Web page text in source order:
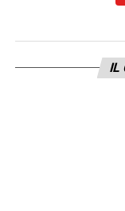
IL